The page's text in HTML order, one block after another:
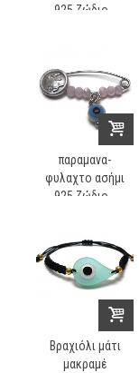
925 ζώδιο...
παραμανα-
φυλαχτο ασήμι
925 ζώδιο...
Βραχιόλι μάτι
μακραμέ